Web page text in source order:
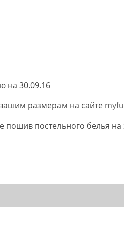
на 30.09.16
размерам на сайте
пошив постельного белья на